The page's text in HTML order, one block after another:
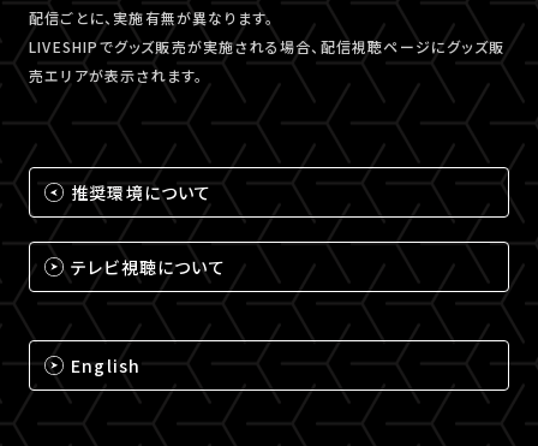
配信ごとに、実施有無が異なります。
LIVESHIPでグッズ販売が実施される場合、配信視聴ページにグッズ販
売エリアが表示されます。
推奨環境について
テレビ視聴について
English